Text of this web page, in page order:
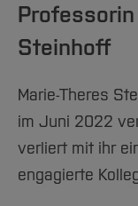
Professorin
Steinhoff
Marie-Theres
im Juni 2022
verliert mit ihr
engagierte